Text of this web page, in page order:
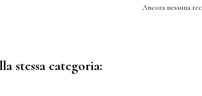
Ancora nessuna
stessa categoria: